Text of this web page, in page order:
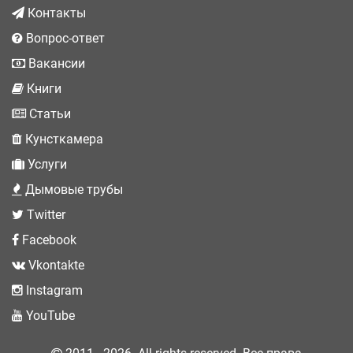
Контакты
Вопрос-ответ
Вакансии
Книги
Статьи
Кунсткамера
Услуги
Дымовые трубы
Twitter
Facebook
Vkontakte
Instagram
YouTube